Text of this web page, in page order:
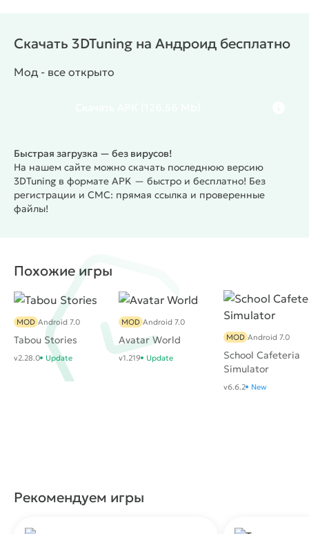
Скачать 3DTuning на Андроид бесплатно
Мод - все открыто
Быстрая загрузка — без вирусов!
На нашем сайте можно скачать последнюю версию
3DTuning в формате APK — быстро и бесплатно! Без
регистрации и СМС: прямая ссылка и проверенные
файлы!
Похожие игры
Tabou Stories
MOD Android 7.0
v2.28.0 Update
Avatar World
MOD Android 7.0
v1.219 Update
School Cafeteria
Simulator
MOD Android 7.0
v6.6.2 New
Рекомендуем игры